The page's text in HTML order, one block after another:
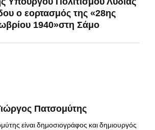
ο εορτασμός της «28ης
1940»στη Σάμο
Πατσομύτης
είναι δημοσιογράφος και δημιουργός